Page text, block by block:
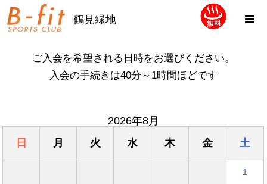
鶴見緑地
ご入会を希望される日時をお選びください。
入会の手続きは40分～1時間ほどです
2026年8月
日
月 火 水 木 金 土
1